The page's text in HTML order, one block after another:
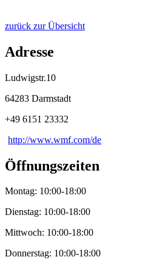
zurück zur Übersicht
Adresse
Ludwigstr.10
64283 Darmstadt
+49 6151 23332
http://www.wmf.com/de
Öffnungszeiten
Montag: 10:00-18:00
Dienstag: 10:00-18:00
Mittwoch: 10:00-18:00
Donnerstag: 10:00-18:00